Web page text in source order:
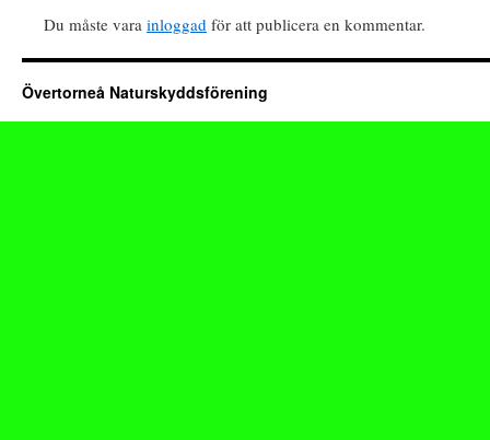
Du måste vara inloggad för att publicera en kommentar.
Övertorneå Naturskyddsförening